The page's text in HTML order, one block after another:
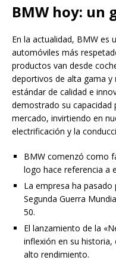
BMW hoy: un
En la actualidad, BMW es
automóviles más
productos van desde
deportivos de alta gama
estándar de calidad e
demostrado su capacidad
mercado, invirtiendo en
electrificación y la
BMW comenzó como
logo hace referencia a
La empresa ha pasado
Segunda Guerra
50.
El lanzamiento de la
inflexión en su
alto rendimiento.